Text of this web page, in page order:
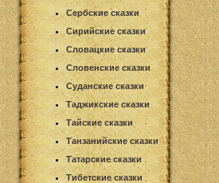
Сербские сказки
Сирийские сказки
Словацкие сказки
Словенские сказки
Суданские сказки
Таджикские сказки
Тайские сказки
Танзанийские сказки
Татарские сказки
Тибетские сказки